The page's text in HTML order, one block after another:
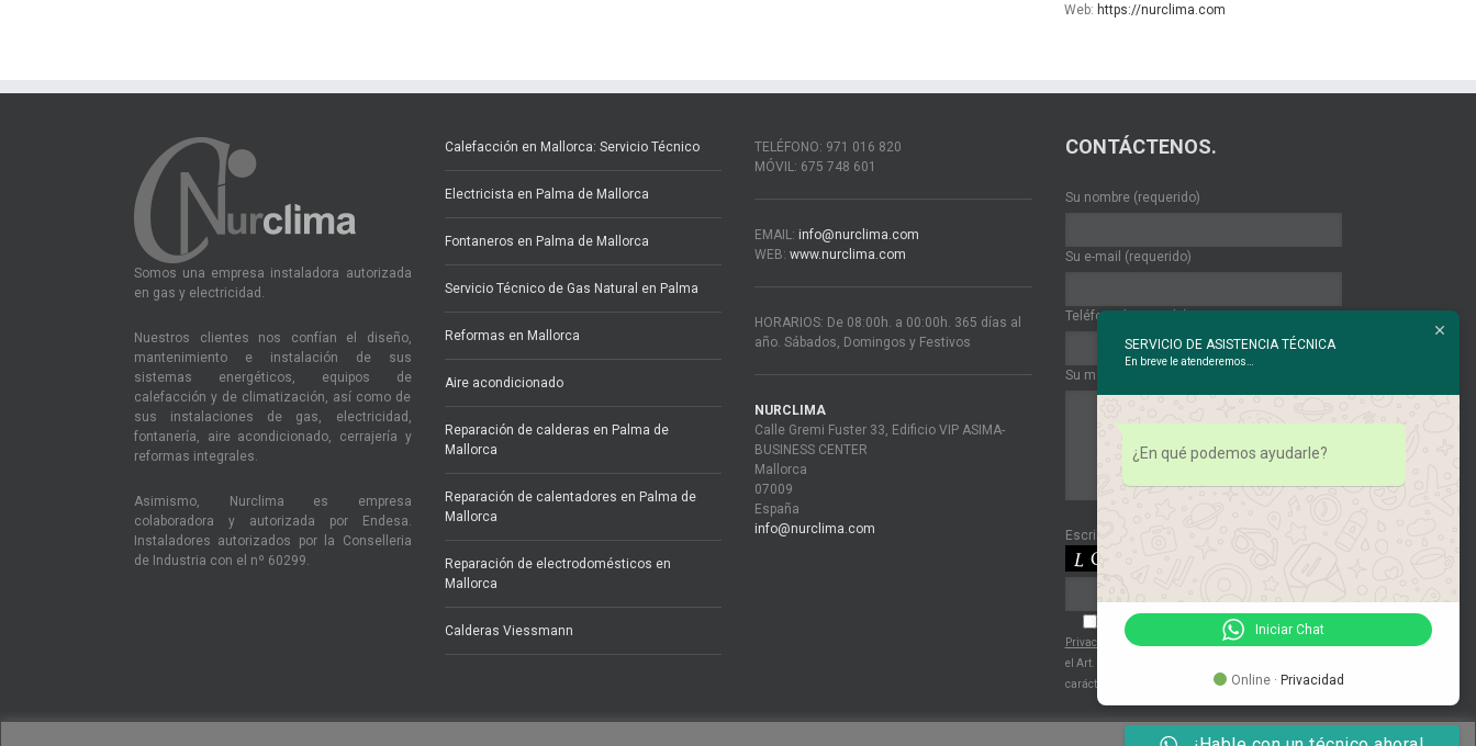
Web: https://nurclima.com
Somos una empresa instaladora autorizada
en gas y electricidad.
Nuestros clientes nos confían el diseño,
mantenimiento e instalación de sus
sistemas energéticos, equipos de
calefacción y de climatización, así como de
sus instalaciones de gas, electricidad,
fontanería, aire acondicionado, cerrajería y
reformas integrales.
Asimismo, Nurclima es empresa
colaboradora y autorizada por Endesa.
Instaladores autorizados por la Conselleria
de Industria con el nº 60299.
Calefacción en Mallorca: Servicio Técnico
Electricista en Palma de Mallorca
Fontaneros en Palma de Mallorca
Servicio Técnico de Gas Natural en Palma
Reformas en Mallorca
Aire acondicionado
Reparación de calderas en Palma de
Mallorca
Reparación de calentadores en Palma de
Mallorca
Reparación de electrodomésticos en
Mallorca
Calderas Viessmann
TELÉFONO: 971 016 820
MÓVIL: 675 748 601
EMAIL: info@nurclima.com
WEB: www.nurclima.com
HORARIOS: De 08:00h. a 00:00h. 365 días al
año. Sábados, Domingos y Festivos
NURCLIMA
Calle Gremi Fuster 33, Edificio VIP ASIMA-
BUSINESS CENTER
Mallorca
07009
España
info@nurclima.com
CONTÁCTENOS.
Su nombre (requerido)
Su e-mail (requerido)
Teléfono (requerido)
Su mensaje
Escribe lo que ves en esta imagen:
Acepto expresamente lasPolíticas de
Privacidad
. Acepto expresamente de conformidad con
el Art. 6 del RGPD el tratamiento de mis datos de
carácter personal por parte de la entidad.
SERVICIO DE ASISTENCIA TÉCNICA
En breve le atenderemos…
¿En qué podemos ayudarle?
Iniciar Chat
Online · Privacidad